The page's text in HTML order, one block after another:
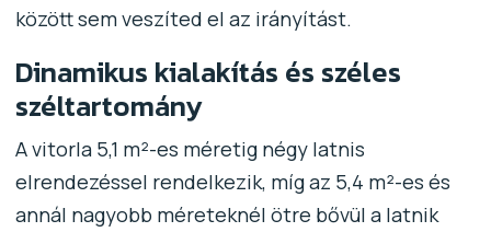
között sem veszíted el az irányítást.
Dinamikus kialakítás és széles
széltartomány
A vitorla 5,1 m²-es méretig négy latnis
elrendezéssel rendelkezik, míg az 5,4 m²-es és
annál nagyobb méreteknél ötre bővül a latnik